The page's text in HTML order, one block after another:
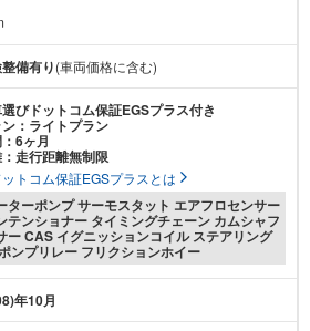
備有り(車両価格に含む)
びドットコム保証EGSプラス付き
：ライトプラン
6ヶ月
走行距離無制限
トコム保証EGSプラスとは
ターポンプ サーモスタット エアフロセンサー
テンショナー タイミングチェーン カムシャフ
ー CAS イグニッションコイル ステアリング
ンプリレー フリクションホイー
年10月